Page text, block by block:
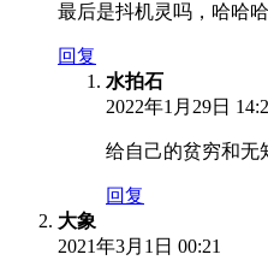
最后是抖机灵吗，哈哈哈
回复
水拍石
2022年1月29日
给自己的贫穷和无
回复
大象
2021年3月1日 00:21